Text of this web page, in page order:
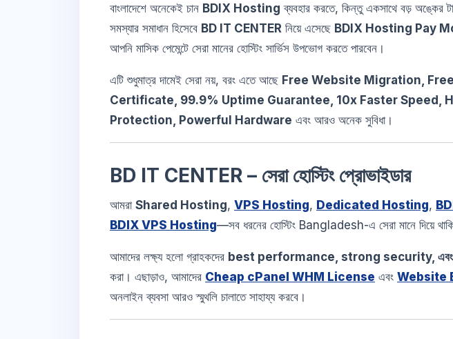
বাংলাদেশে অনেকেই চান BDIX Hosting ব্যবহার করতে, কিন্তু একসাথে বড় অঙ্কের
সমস্যার সমাধান হিসেবে BD IT CENTER নিয়ে এসেছে BDIX Hosting Pay
আপনি মাসিক পেমেন্টে সেরা মানের হোস্টিং সার্ভিস উপভোগ করতে পারবেন।
এটি শুধুমাত্র দামেই সেরা নয়, বরং এতে আছে Free Website Migration,
Certificate, 99.9% Uptime Guarantee, 10x Faster Speed,
Protection, Powerful Hardware এবং আরও অনেক সুবিধা।
BD IT CENTER – সেরা হোস্টিং প্রোভাইডার
আমরা Shared Hosting, VPS Hosting, Dedicated Hosting,
BDIX VPS Hosting—সব ধরনের হোস্টিং Bangladesh-এ সেরা মানে দিয়ে
আমাদের লক্ষ্য হলো গ্রাহকদের best performance, strong security,
করা। এছাড়াও, আমাদের Cheap cPanel WHM License এবং Website
অনলাইন ব্যবসা আরও স্মুথলি চালাতে সাহায্য করবে।